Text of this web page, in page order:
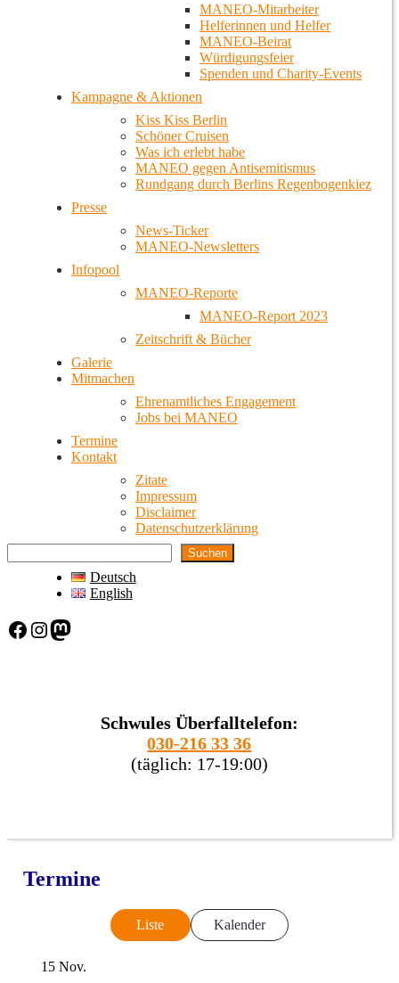
MANEO-Mitarbeiter
Helferinnen und Helfer
MANEO-Beirat
Würdigungsfeier
Spenden und Charity-Events
Kampagne & Aktionen
Kiss Kiss Berlin
Schöner Cruisen
Was ich erlebt habe
MANEO gegen Antisemitismus
Rundgang durch Berlins Regenbogenkiez
Presse
News-Ticker
MANEO-Newsletters
Infopool
MANEO-Reporte
MANEO-Report 2023
Zeitschrift & Bücher
Galerie
Mitmachen
Ehrenamtliches Engagement
Jobs bei MANEO
Termine
Kontakt
Zitate
Impressum
Disclaimer
Datenschutzerklärung
Suchen
Deutsch
English
Facebook Instagram Mastodon
Schwules Überfalltelefon:
030-216 33 36
(täglich: 17-19:00)
Termine
Liste Kalender
15 Nov.